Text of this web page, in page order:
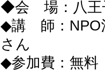
◆会 場：八王
◆講 師：NPO
さん
◆参加費